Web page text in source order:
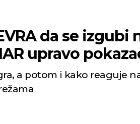
da se izgubi
upravo
a potom i kako reaguje